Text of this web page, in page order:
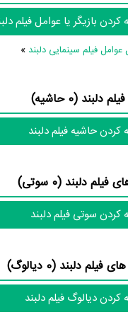
کردن بازیگر یا عوامل فیلم
فیلم سینمایی دلبند »
دلبند (0 حاشیه)
کردن حاشیه فیلم دلبند
دلبند (0 سوتی)
کردن سوتی فیلم دلبند
فیلم دلبند (0 دیالوگ)
کردن دیالوگ فیلم دلبند